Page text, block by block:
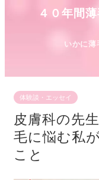
４０年間
体験談・エッセイ
皮膚科の先
毛に悩む私
こと